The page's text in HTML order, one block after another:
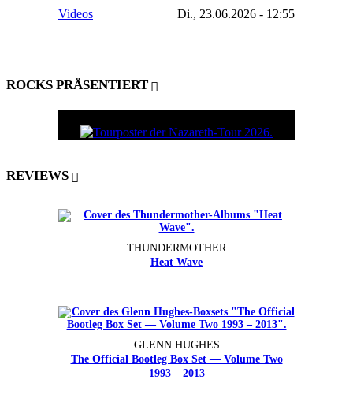
Videos Di., 23.06.2026 - 12:55
ROCKS PRÄSENTIERT
REVIEWS
THUNDERMOTHER
Heat Wave
GLENN HUGHES
The Official Bootleg Box Set — Volume Two
1993 – 2013